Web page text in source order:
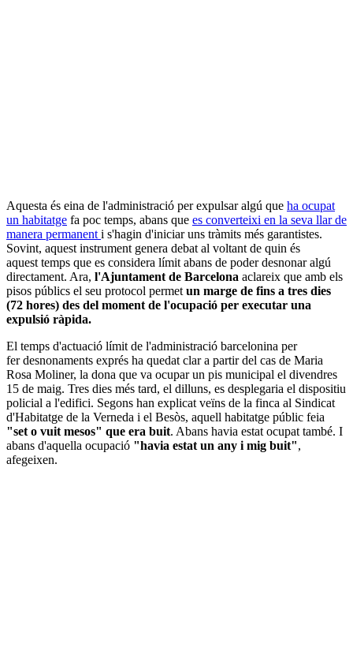
Aquesta és eina de l'administració per expulsar algú que ha ocupat
un habitatge fa poc temps, abans que es converteixi en la seva llar de
manera permanent i s'hagin d'iniciar uns tràmits més garantistes.
Sovint, aquest instrument genera debat al voltant de quin és
aquest temps que es considera límit abans de poder desnonar algú
directament. Ara, l'Ajuntament de Barcelona aclareix que amb els
pisos públics el seu protocol permet un marge de fins a tres dies
(72 hores) des del moment de l'ocupació per executar una
expulsió ràpida.
El temps d'actuació límit de l'administració barcelonina per
fer desnonaments exprés ha quedat clar a partir del cas de Maria
Rosa Moliner, la dona que va ocupar un pis municipal el divendres
15 de maig. Tres dies més tard, el dilluns, es desplegaria el dispositiu
policial a l'edifici. Segons han explicat veïns de la finca al Sindicat
d'Habitatge de la Verneda i el Besòs, aquell habitatge públic feia
"set o vuit mesos" que era buit. Abans havia estat ocupat també. I
abans d'aquella ocupació "havia estat un any i mig buit",
afegeixen.